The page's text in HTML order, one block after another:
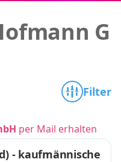
G
Filter
per Mail erhalten
- kaufmännische